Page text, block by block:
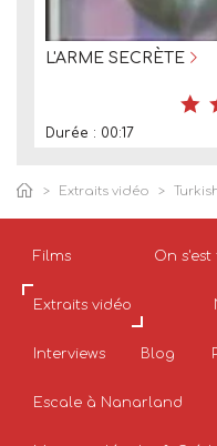
L'ARME SECRÈTE
Durée : 00:17
Extraits vidéo
Films On
Extraits vidéo
Interviews Blog
Escale à Nanarland